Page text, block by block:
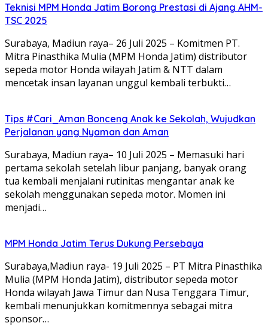
Teknisi MPM Honda Jatim Borong Prestasi di Ajang AHM-
TSC 2025
Surabaya, Madiun raya– 26 Juli 2025 – Komitmen PT.
Mitra Pinasthika Mulia (MPM Honda Jatim) distributor
sepeda motor Honda wilayah Jatim & NTT dalam
mencetak insan layanan unggul kembali terbukti…
Tips #Cari_Aman Bonceng Anak ke Sekolah, Wujudkan
Perjalanan yang Nyaman dan Aman
Surabaya, Madiun raya– 10 Juli 2025 – Memasuki hari
pertama sekolah setelah libur panjang, banyak orang
tua kembali menjalani rutinitas mengantar anak ke
sekolah menggunakan sepeda motor. Momen ini
menjadi…
MPM Honda Jatim Terus Dukung Persebaya
Surabaya,Madiun raya- 19 Juli 2025 – PT Mitra Pinasthika
Mulia (MPM Honda Jatim), distributor sepeda motor
Honda wilayah Jawa Timur dan Nusa Tenggara Timur,
kembali menunjukkan komitmennya sebagai mitra
sponsor…